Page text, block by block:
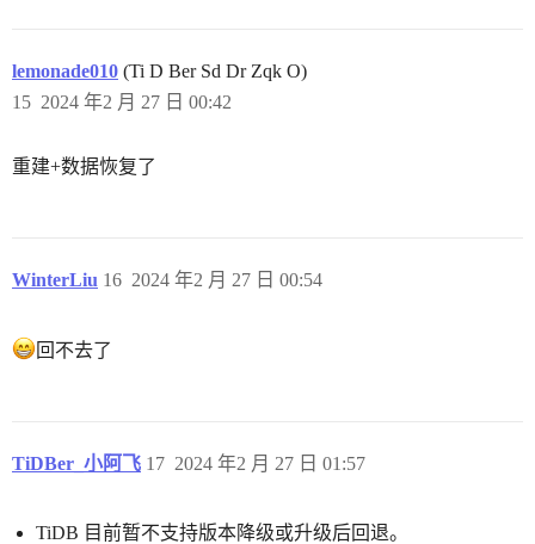
lemonade010 (Ti D Ber Sd Dr Zqk O)
2024 年2 月 27 日 00:42
15
重建+数据恢复了
WinterLiu 2024 年2 月 27 日 00:54
16
回不去了
TiDBer_小阿飞 2024 年2 月 27 日 01:57
17
TiDB 目前暂不支持版本降级或升级后回退。